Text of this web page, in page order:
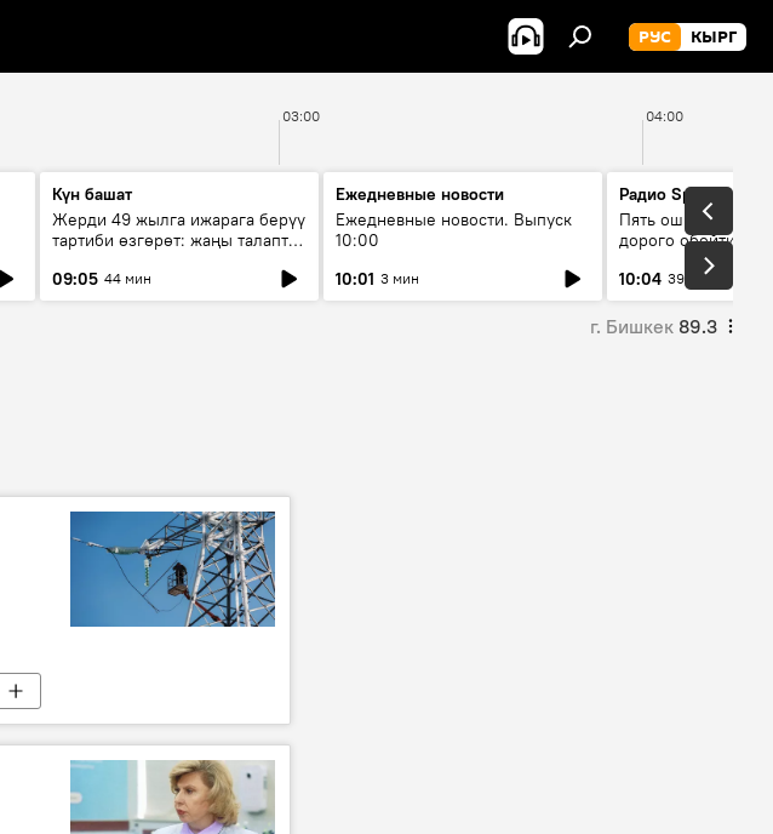
РУС КЫРГ
03:00 04:00
Күн башат
Жерди 49 жылга ижарага берүү
тартиби өзгөрөт: жаңы талаптар
09:05 44 мин
Ежедневные новости
Ежедневные новости. Выпуск
10:00
10:01 3 мин
Радио Sputnik
Пять ошибок
дорого обойтись
10:04 39 мин
г. Бишкек 89.3